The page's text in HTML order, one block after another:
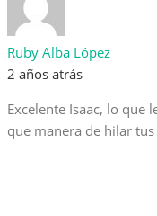
Ruby Alba López
2 años atrás
Excelente Isaac, lo que
que manera de hilar